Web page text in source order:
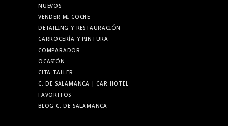
NUEVOS
VENDER MI COCHE
DETAILING Y RESTAURACIÓN
CARROCERÍA Y PINTURA
COMPARADOR
OCASIÓN
CITA TALLER
C. DE SALAMANCA | CAR HOTEL
FAVORITOS
BLOG C. DE SALAMANCA